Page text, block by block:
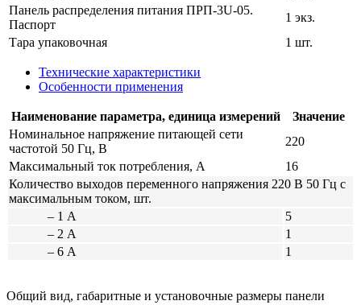
Панель распределения питания ПРП-3U-05.
Паспорт
1 экз.
Тара упаковочная
1 шт.
Технические характеристики
Особенности применения
Наименование параметра, единица измерений
Значение
Номинальное напряжение питающей сети
частотой 50 Гц, В
220
Максимальный ток потребления, А
16
Количество выходов переменного напряжения 220 В 50 Гц с
максимальным током, шт.
– 1 А
5
– 2 А
1
– 6 А
1
Общий вид, габаритные и установочные размеры панели